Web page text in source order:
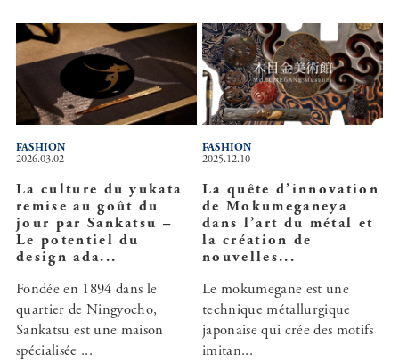
2026.03.02
La culture du yukata
remise au goût du
jour par Sankatsu –
Le potentiel du
design ada...
Fondée en 1894 dans le
quartier de Ningyocho,
Sankatsu est une maison
spécialisée ...
FASHION
2025.12.10
La quête d’innovation
de Mokumeganeya
dans l’art du métal et
la création de
nouvelles...
Le mokumegane est une
technique métallurgique
japonaise qui crée des motifs
imitan...
FASHION